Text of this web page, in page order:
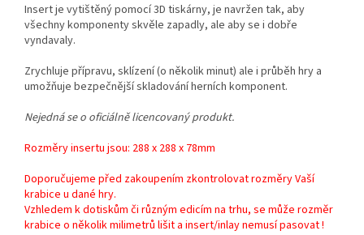
Insert je vytištěný pomocí 3D tiskárny, je navržen tak, aby
všechny komponenty skvěle zapadly, ale aby se i dobře
vyndavaly.
Zrychluje přípravu, sklízení (o několik minut) ale i průběh hry a
umožňuje bezpečnější skladování herních komponent.
Nejedná se o oficiálně licencovaný produkt.
Rozměry insertu jsou: 288 x 288 x 78mm
Doporučujeme před zakoupením zkontrolovat rozměry Vaší
krabice u dané hry.
Vzhledem k dotiskům či různým edicím na trhu, se může rozměr
krabice o několik milimetrů lišit a insert/inlay nemusí pasovat !